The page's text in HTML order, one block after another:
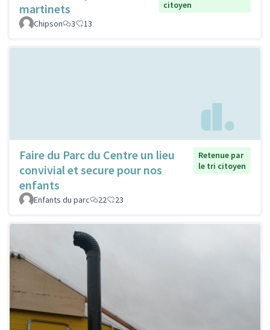
martinets
citoyen
Chipson
3 13
Faire du Parc du Centre un lieu
convivial et secure pour nos
enfants
Retenue par
le tri citoyen
Enfants du parc 22 23